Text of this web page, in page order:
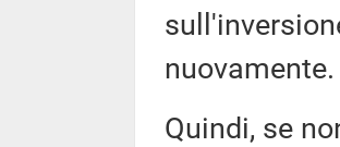
nuovamente.
Quindi, se